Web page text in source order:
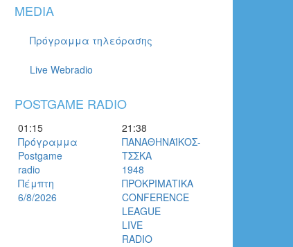
MEDIA
Πρόγραμμα τηλεόρασης
Live Webradio
POSTGAME RADIO
01:15
Πρόγραμμα
Postgame
radio
Πέμπτη
6/8/2026
21:38
ΠΑΝΑΘΗΝΑΪΚΟΣ-
ΤΣΣΚΑ
1948
ΠΡΟΚΡΙΜΑΤΙΚΑ
CONFERENCE
LEAGUE
LIVE
RADIO